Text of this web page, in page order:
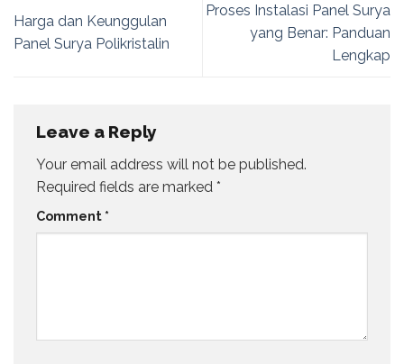
Harga dan Keunggulan
Panel Surya Polikristalin
Proses Instalasi Panel Surya
yang Benar: Panduan
Lengkap
Leave a Reply
Your email address will not be published.
Required fields are marked *
Comment *